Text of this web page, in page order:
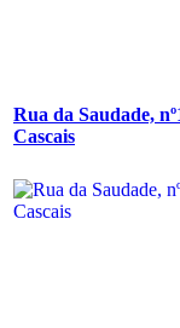
Rua da Saudade,
Cascais